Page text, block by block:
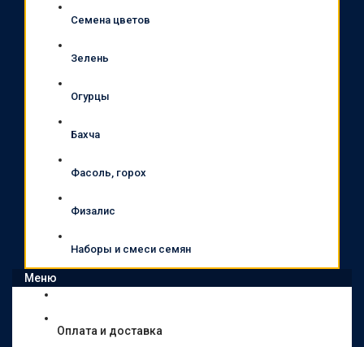
Семена цветов
Зелень
Огурцы
Бахча
Фасоль, горох
Физалис
Наборы и смеси семян
Меню
Оплата и доставка